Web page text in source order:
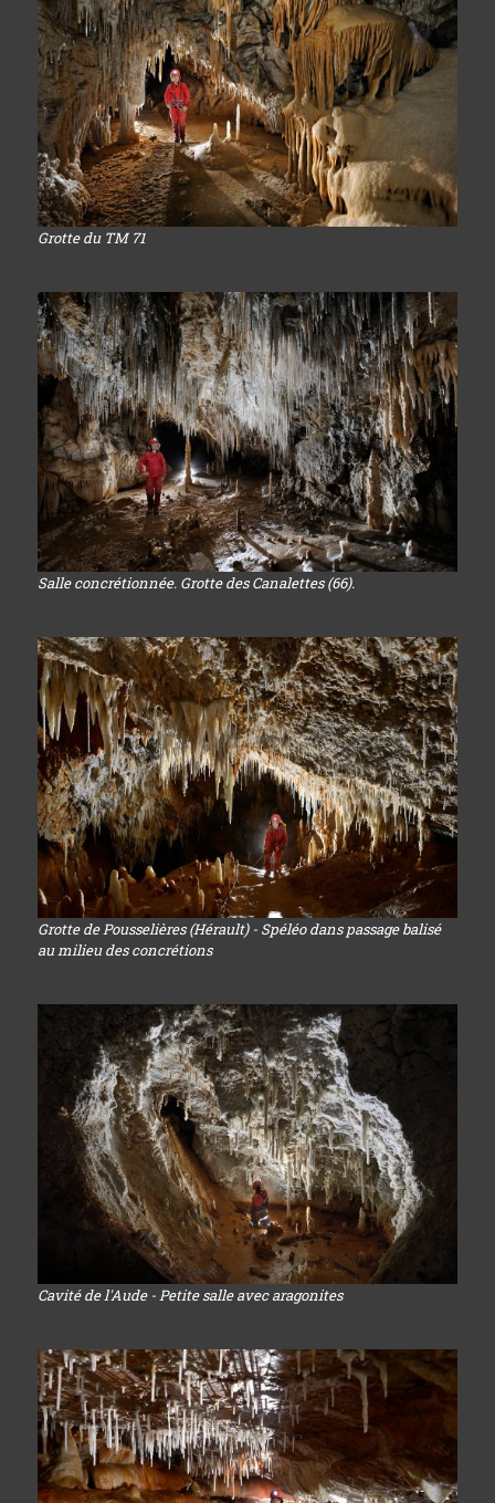
Grotte du TM 71
Salle concrétionnée. Grotte des Canalettes (66).
Grotte de Pousselières (Hérault) - Spéléo dans passage balisé
au milieu des concrétions
Cavité de l'Aude - Petite salle avec aragonites